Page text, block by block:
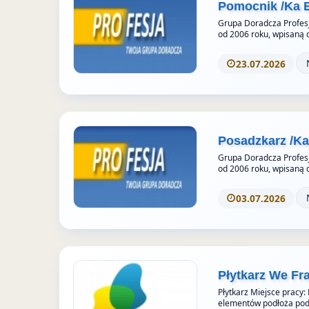
u
t
o
e
s
Pomocnik /Ka
Grupa Doradcza
od 2006 roku, wpisaną
23.07.2026
Posadzkarz /
Grupa Doradcza
od 2006 roku, wpisaną
03.07.2026
Płytkarz We
Płytkarz Miejsce
elementów podłoża